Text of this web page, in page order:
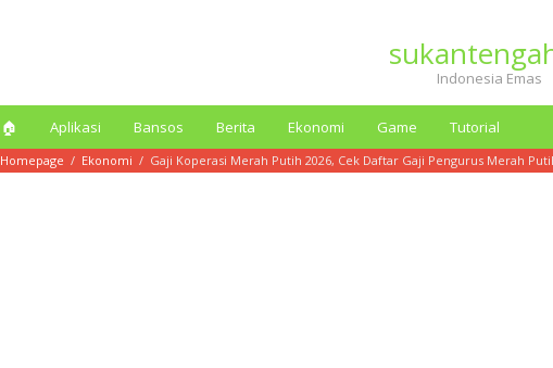
Indonesia Emas
🏠︎ Aplikasi Bansos Berita Ekonomi Game Tutorial
Homepage / Ekonomi / Gaji Koperasi Merah Putih 2026, Cek Daftar Gaji Pengurus Merah